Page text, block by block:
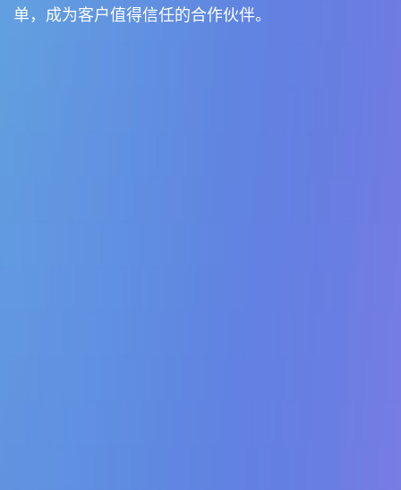
单，成为客户值得信任的合作伙伴。